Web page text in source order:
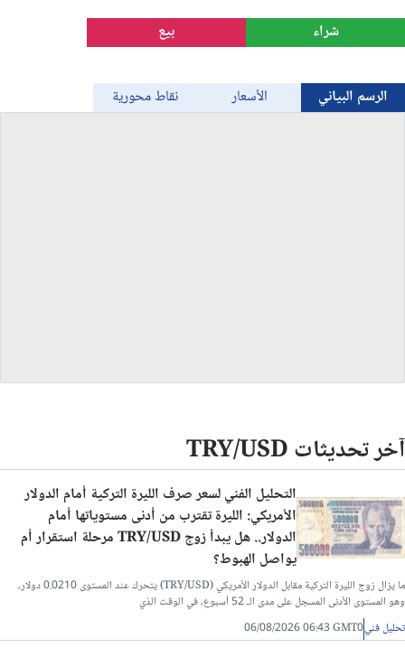
Bitcoin/USD
شراء بيع
الرسم البياني الأسعار نقاط محورية
آخر تحديثات TRY/USD
التحليل الفني لسعر صرف الليرة التركية أمام الدولار
الأمريكي: الليرة تقترب من أدنى مستوياتها أمام
الدولار.. هل يبدأ زوج TRY/USD مرحلة استقرار أم
يواصل الهبوط؟
ما يزال زوج الليرة التركية مقابل الدولار الأمريكي (TRY/USD) يتحرك عند المستوى 0.0210 دولار،
وهو المستوى الأدنى المسجل على مدى الـ 52 أسبوع، في الوقت الذي
تحليل فني06/08/2026 06:43 GMT0